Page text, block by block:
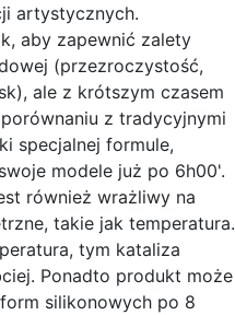
artystycznych.
aby zapewnić zalety
(przezroczystość,
ale z krótszym czasem
z tradycyjnymi
specjalnej formule,
modele już po 6h00'.
również wrażliwy na
takie jak temperatura.
tym kataliza
Ponadto produkt może
silikonowych po 8